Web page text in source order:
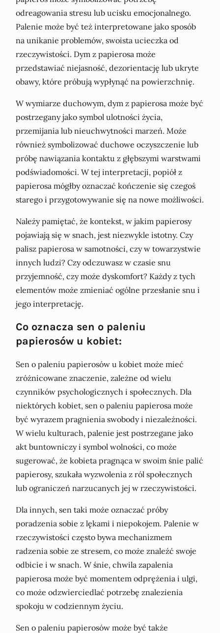
odreagowania stresu lub ucisku emocjonalnego.
Palenie może być też interpretowane jako sposób
na unikanie problemów, swoista ucieczka od
rzeczywistości. Dym z papierosa może
przedstawiać niejasność, dezorientację lub ukryte
obawy, które próbują wypłynąć na powierzchnię.
W wymiarze duchowym, dym z papierosa może być
postrzegany jako symbol ulotności życia,
przemijania lub nieuchwytności marzeń. Może
również symbolizować duchowe oczyszczenie lub
próbę nawiązania kontaktu z głębszymi warstwami
podświadomości. W tej interpretacji, popiół z
papierosa mógłby oznaczać kończenie się czegoś
starego i przygotowywanie się na nowe możliwości.
Należy pamiętać, że kontekst, w jakim papierosy
pojawiają się w snach, jest niezwykle istotny. Czy
palisz papierosa w samotności, czy w towarzystwie
innych ludzi? Czy odczuwasz w czasie snu
przyjemność, czy może dyskomfort? Każdy z tych
elementów może zmieniać ogólne przesłanie snu i
jego interpretację.
Co oznacza sen o paleniu
papierosów u kobiet:
Sen o paleniu papierosów u kobiet może mieć
zróżnicowane znaczenie, zależne od wielu
czynników psychologicznych i społecznych. Dla
niektórych kobiet, sen o paleniu papierosa może
być wyrazem pragnienia swobody i niezależności.
W wielu kulturach, palenie jest postrzegane jako
akt buntowniczy i symbol wolności, co może
sugerować, że kobieta pragnąca w swoim śnie palić
papierosy, szukała wyzwolenia z ról społecznych
lub ograniczeń narzucanych jej w rzeczywistości.
Dla innych, sen taki może oznaczać próby
poradzenia sobie z lękami i niepokojem. Palenie w
rzeczywistości często bywa mechanizmem
radzenia sobie ze stresem, co może znaleźć swoje
odbicie i w snach. W śnie, chwila zapalenia
papierosa może być momentem odprężenia i ulgi,
co może odzwierciedlać potrzebę znalezienia
spokoju w codziennym życiu.
Sen o paleniu papierosów może być także